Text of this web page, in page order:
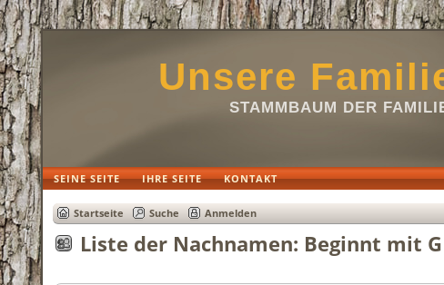
Unsere
STAMMBAUM DER
SEINE SEITE IHRE SEITE KONTAKT
Startseite Suche Anmelden
Liste der Nachnamen: Beginnt mit G